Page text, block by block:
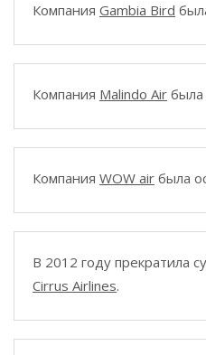
Компания Gambia Bird
Компания Malindo Air была
Компания WOW air была
В 2012 году прекратила
Cirrus Airlines.